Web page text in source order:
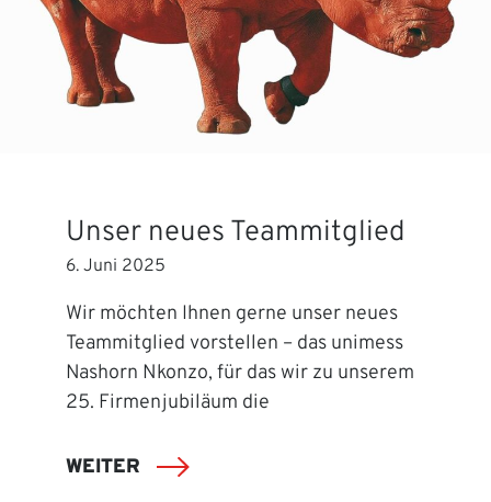
Unser neues Teammitglied
6. Juni 2025
Wir möchten Ihnen gerne unser neues
Teammitglied vorstellen – das unimess
Nashorn Nkonzo, für das wir zu unserem
25. Firmenjubiläum die
WEITER